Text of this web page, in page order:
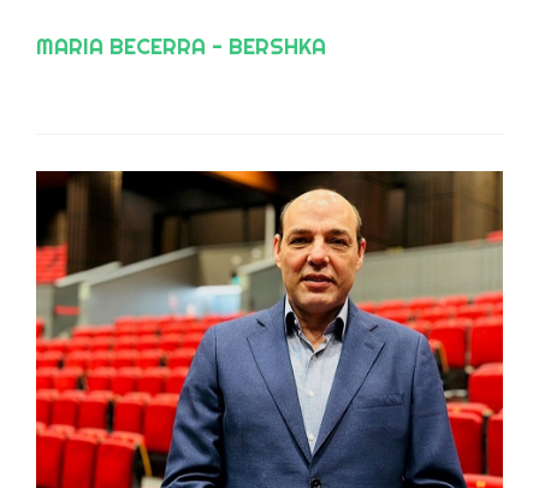
MARIA BECERRA - BERSHKA